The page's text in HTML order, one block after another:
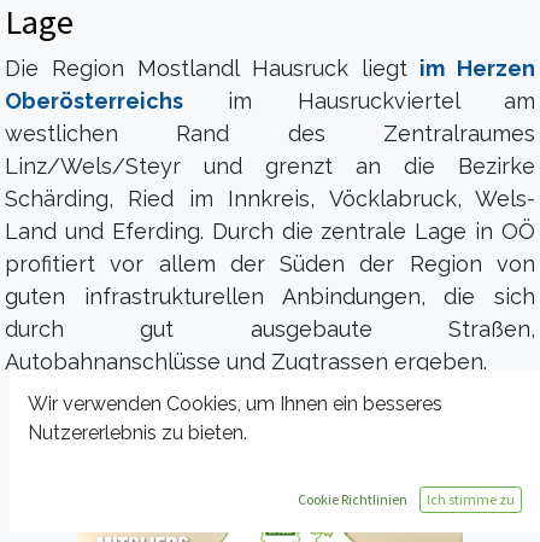
Lage
Die Region Mostlandl Hausruck liegt im Herzen
Oberösterreichs im Hausruckviertel am
westlichen Rand des Zentralraumes
Linz/Wels/Steyr und grenzt an die Bezirke
Schärding, Ried im Innkreis, Vöcklabruck, Wels-
Land und Eferding. Durch die zentrale Lage in OÖ
profitiert vor allem der Süden der Region von
guten infrastrukturellen Anbindungen, die sich
durch gut ausgebaute Straßen,
Autobahnanschlüsse und Zugtrassen ergeben.
Wir verwenden Cookies, um Ihnen ein besseres
Nutzererlebnis zu bieten.
Cookie Richtlinien Ich stimme zu